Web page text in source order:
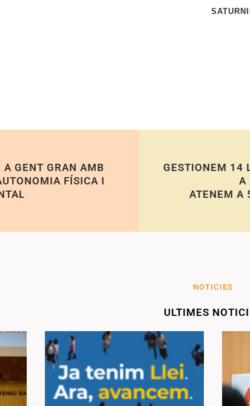
SATURNINO
A GENT GRAN AMB
FÍSICA I
GESTIONEM 14
A
ATENEM A
NOTICIES
ULTIMES